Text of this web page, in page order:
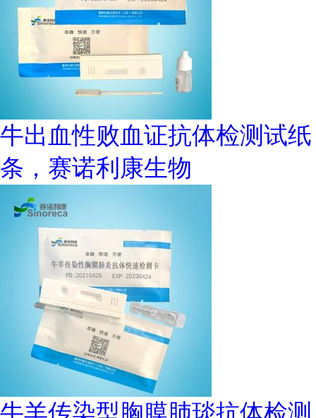
牛出血性败血证抗体检测试纸
条，赛诺利康生物
牛羊传染型胸膜肺琰抗体检测